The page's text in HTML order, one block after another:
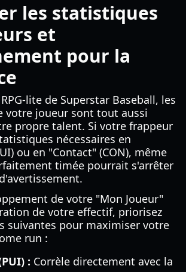
les statistiques
et
pour la
lite de Superstar Baseball, les
votre joueur sont tout aussi
propre talent. Si votre frappeur
nécessaires en
ou en "Contact" (CON), même
timée pourrait s'arrêter
de votre "Mon Joueur"
de votre effectif, priorisez
suivantes pour maximiser votre
run :
: Corrèle directement avec la